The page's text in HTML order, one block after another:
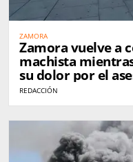
ZAMORA
Zamora vuelve a
machista
su dolor por el
REDACCIÓN